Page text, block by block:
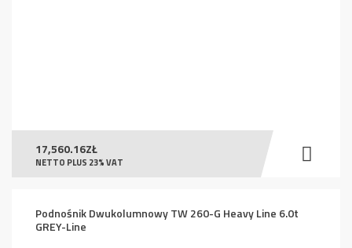
17,560.16ZŁ
NETTO PLUS 23% VAT
Podnośnik Dwukolumnowy TW 260-G Heavy Line 6.0t
GREY-Line